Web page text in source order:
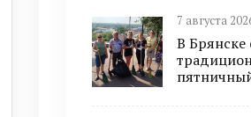
7 августа
В Брянске